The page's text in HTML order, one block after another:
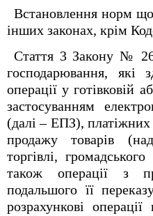
Встановлення норм
інших законах, крім
Стаття 3 Закону №
господарювання, які
операції у готівковій
застосуванням
(далі – ЕПЗ),
продажу товарів
торгівлі,
також операції з
подальшого її
розрахункові